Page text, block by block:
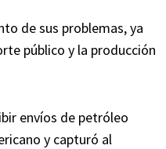
de sus problemas, ya
público y la producción
envíos de petróleo
y capturó al